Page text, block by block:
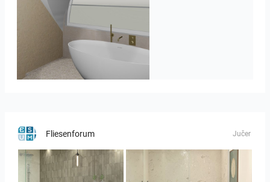
J._Stadtmuller-Koops_Staphorst_badkamer_TEGELS-3
Fliesenforum Jučer